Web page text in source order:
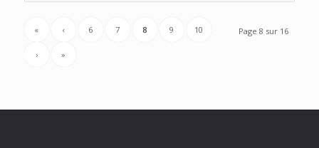
Page 8 sur 16
« ‹ 6 7 8 9 10
› »